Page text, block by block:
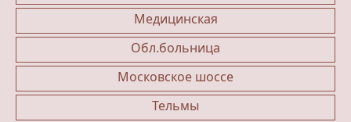
Медицинская
Обл.больница
Московское шоссе
Тельмы